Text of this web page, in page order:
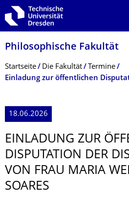
Zur Hauptnavigation springen
Zur Suche springen
Zum Inhalt springen
Philosophische Fakultät
Breadcrumb-Menü
Startseite Die Fakultät
Termine
18.06.2026
EINLADUNG ZUR
DISPUTATION DER
VON FRAU MARIA
SOARES